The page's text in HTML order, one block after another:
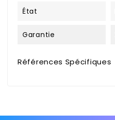
État
Garantie
Références Spécifiques